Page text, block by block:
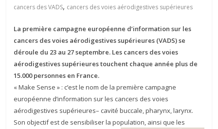
cancers des VADS, cancers des voies aérodigestives supérieures
La première campagne européenne d’information sur les
cancers des voies aérodigestives supérieures (VADS) se
déroule du 23 au 27 septembre. Les cancers des voies
aérodigestives supérieures touchent chaque année plus de
15.000 personnes en France.
« Make Sense » : c’est le nom de la première campagne
européenne d’information sur les cancers des voies
aérodigestives supérieures– cavité buccale, pharynx, larynx.
Son objectif est de sensibiliser la population, ainsi que les